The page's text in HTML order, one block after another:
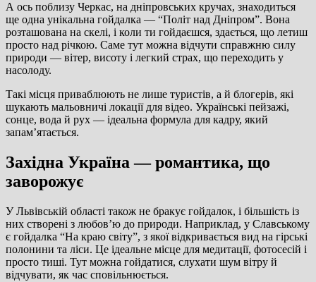
А ось поблизу Черкас, на дніпровських кручах, знаходиться
ще одна унікальна гойдалка — “Політ над Дніпром”. Вона
розташована на скелі, і коли ти гойдаєшся, здається, що летиш
просто над річкою. Саме тут можна відчути справжню силу
природи — вітер, висоту і легкий страх, що переходить у
насолоду.
Такі місця приваблюють не лише туристів, а й блогерів, які
шукають мальовничі локації для відео. Українські пейзажі,
сонце, вода й рух — ідеальна формула для кадру, який
запам’ятається.
Західна Україна — романтика, що
заворожує
У Львівській області також не бракує гойдалок, і більшість із
них створені з любов’ю до природи. Наприклад, у Славському
є гойдалка “На краю світу”, з якої відкривається вид на гірські
полонини та ліси. Це ідеальне місце для медитації, фотосесій і
просто тиші. Тут можна гойдатися, слухати шум вітру й
відчувати, як час сповільнюється.